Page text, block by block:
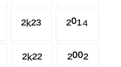
²ᵏ²³ ²⁰¹⁴
²ᵏ²² ²⁰⁰²